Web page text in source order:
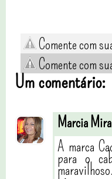
Comente com
Comente com
Um comentário:
Marcia
A marca
para o
maravilhoso.